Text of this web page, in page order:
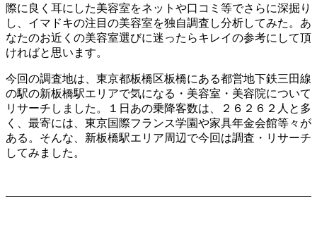
際に良く耳にした美容室をネットや口コミ等でさらに深掘り
し、イマドキの注目の美容室を独自調査し分析してみた。あ
なたのお近くの美容室選びに迷ったらキレイの参考にして頂
ければと思います。
今回の調査地は、東京都板橋区板橋にある都営地下鉄三田線
の駅の新板橋駅エリアで気になる・美容室・美容院について
リサーチしました。１日あの乗降客数は、２６２６２人と多
く、最寄には、東京国際フランス学園や家具年金会館等々が
ある。そんな、新板橋駅エリア周辺で今回は調査・リサーチ
してみました。